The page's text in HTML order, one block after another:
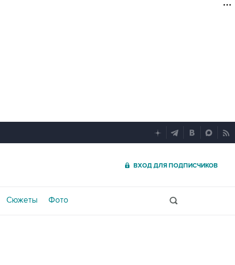
ВХОД ДЛЯ ПОДПИСЧИКОВ
Сюжеты Фото